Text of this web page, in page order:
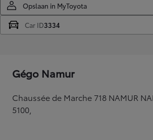
Opslaan in MyToyota
Car ID3334
Gégo Namur
Chaussée de Marche 718 NAMUR
5100,